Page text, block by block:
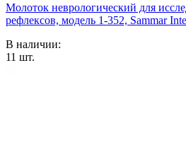
Молоток неврологический для
рефлексов, модель 1-352, Sammar
В наличии:
11 шт.